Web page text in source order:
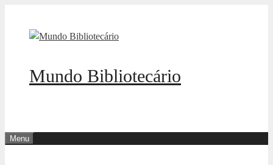
Mundo Bibliotecário
Menu